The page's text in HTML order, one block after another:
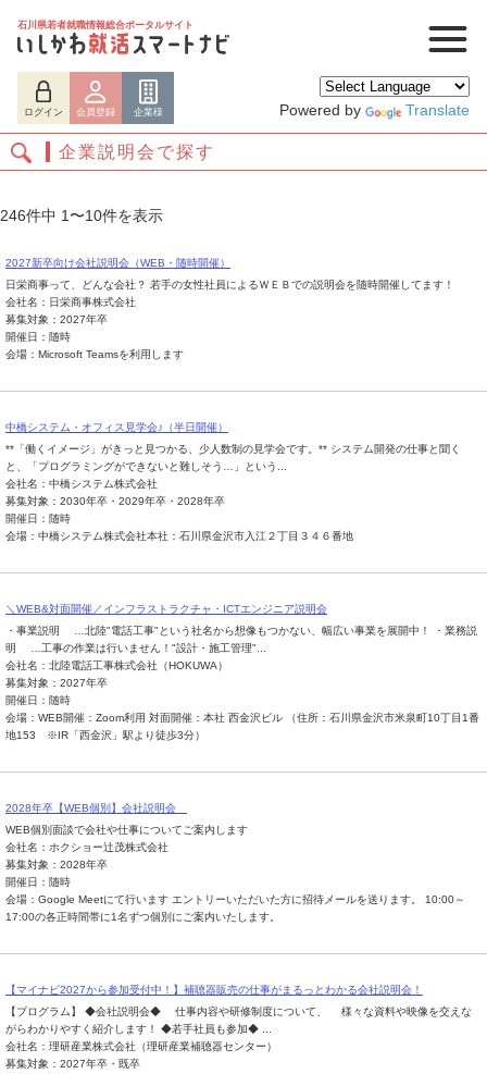
石川県若者就職情報総合ポータルサイト
ログイン 会員登録 企業様 Powered by Translate
企業説明会で探す
246件中 1〜10件を表示
2027新卒向け会社説明会（WEB・随時開催）
日栄商事って、どんな会社？ 若手の女性社員によるＷＥＢでの説明会を随時開催してます！
会社名：日栄商事株式会社
募集対象：2027年卒
開催日：随時
会場：Microsoft Teamsを利用します
中橋システム・オフィス見学会♪（半日開催）
**「働くイメージ」がきっと見つかる、少人数制の見学会です。** システム開発の仕事と聞く
と、「プログラミングができないと難しそう…」という...
会社名：中橋システム株式会社
募集対象：2030年卒・2029年卒・2028年卒
開催日：随時
会場：中橋システム株式会社本社：石川県金沢市入江２丁目３４６番地
＼WEB&対面開催／インフラストラクチャ・ICTエンジニア説明会
・事業説明 …北陸"電話工事"という社名から想像もつかない、幅広い事業を展開中！ ・業務説
明 …工事の作業は行いません！"設計・施工管理"...
会社名：北陸電話工事株式会社（HOKUWA）
募集対象：2027年卒
開催日：随時
会場：WEB開催：Zoom利用 対面開催：本社 西金沢ビル （住所：石川県金沢市米泉町10丁目1番
地153 ※IR「西金沢」駅より徒歩3分）
2028年卒【WEB個別】会社説明会
WEB個別面談で会社や仕事についてご案内します
会社名：ホクショー辻茂株式会社
募集対象：2028年卒
開催日：随時
会場：Google Meetにて行います エントリーいただいた方に招待メールを送ります。 10:00～
17:00の各正時間帯に1名ずつ個別にご案内いたします。
【マイナビ2027から参加受付中！】補聴器販売の仕事がまるっとわかる会社説明会！
【プログラム】 ◆会社説明会◆ 仕事内容や研修制度について、 様々な資料や映像を交えな
がらわかりやすく紹介します！ ◆若手社員も参加◆ ...
会社名：理研産業株式会社（理研産業補聴器センター）
募集対象：2027年卒・既卒